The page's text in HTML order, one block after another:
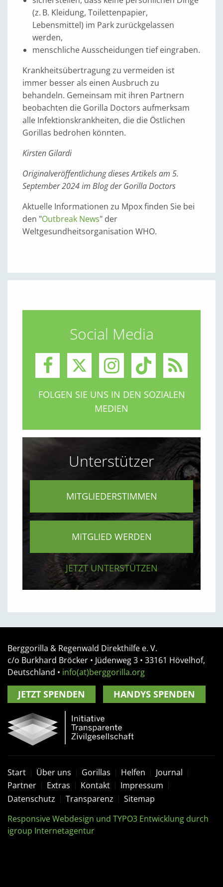
(z. B. Kleidung, Toilettenpapier,
Lebensmittel) im Park zurückgelassen
werden,
menschliche Ausscheidungen tief eingraben.
Krankheitsübertragung zu vermeiden ist
immer besser als einen Ausbruch zu
behandeln. Gemeinsam mit ihren Partnern
beobachten die Gorilla Doctors aufmerksam
alle Infektionskrankheiten, die die Östlichen
Gorillas bedrohen könnten.
Kirsten Gilardi
Originalveröffentlichung dieses Artikels am 5.
September 2024 im Blog der Gorilla Doctors
Aktuelle Informationen zu Mpox finden Sie bei
den "Outbreak News" der
Weltgesundheitsorganisation WHO.
Social Media
FOLGEN SIE UNS IN DEN SOZIALEN
MEDIEN
Unterstützer
MITGLIEDERSTIMMEN
MITGLIED WERDEN
JETZT UNTERSTÜTZEN
Berggorilla & Regenwald Direkthilfe e. V.
c/o Burkhard Bröcker • Jüdenweg 3 • 33161 Hövelhof,
Deutschland • info(at)berggorilla.org
JETZT SPENDEN HANDYS SPENDEN
Start Über uns Gorillas Helfen
Journal
Partner
Extras Kontakt
Impressum
Datenschutz
Transparenz
Sitemap
Responsive Webdesign und TYPO3 Entwicklung durch
igroup Internetagentur